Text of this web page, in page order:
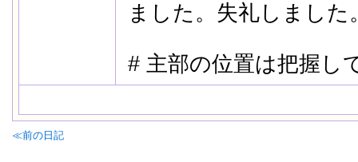
ました。失礼しました
# 主部の位置は把握し
≪前の日記